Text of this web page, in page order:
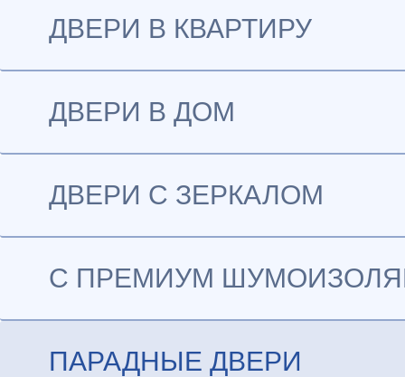
ДВЕРИ В КВАРТИРУ
ДВЕРИ В ДОМ
ДВЕРИ С ЗЕРКАЛОМ
С ПРЕМИУМ
ПАРАДНЫЕ ДВЕРИ